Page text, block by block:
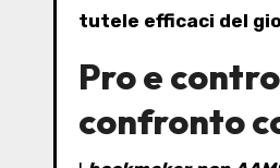
tutele efficaci del
Pro e
confronto